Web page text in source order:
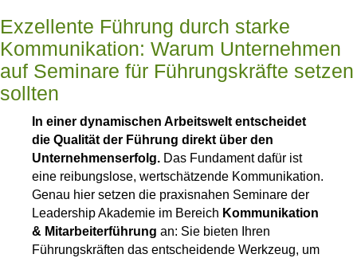
Exzellente Führung durch starke
Kommunikation: Warum Unternehmen
auf Seminare für Führungskräfte setzen
sollten
In einer dynamischen Arbeitswelt entscheidet
die Qualität der Führung direkt über den
Unternehmenserfolg. Das Fundament dafür ist
eine reibungslose, wertschätzende Kommunikation.
Genau hier setzen die praxisnahen Seminare der
Leadership Akademie im Bereich Kommunikation
& Mitarbeiterführung an: Sie bieten Ihren
Führungskräften das entscheidende Werkzeug, um